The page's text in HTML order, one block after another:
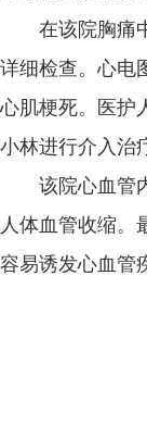
在该院胸痛中
详细检查。心电
心肌梗死。医护
小林进行介入治
该院心血管内
人体血管收缩。
容易诱发心血管